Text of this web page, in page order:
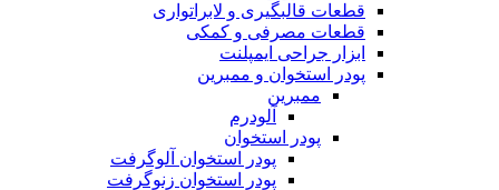
قطعات قالبگیری و لابراتواری
قطعات مصرفی و کمکی
ابزار جراحی ایمپلنت
پودر استخوان و ممبرین
ممبرین
آلودرم
پودر استخوان
پودر استخوان آلوگرفت
پودر استخوان زنوگرفت